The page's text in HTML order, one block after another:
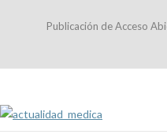
Publicación de Acceso